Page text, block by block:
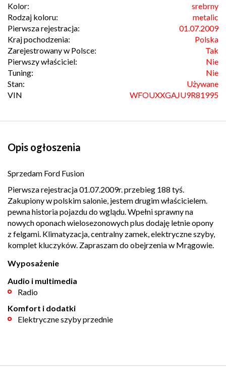
Kolor:
srebrny
Rodzaj koloru:
metalic
Pierwsza rejestracja:
01.07.2009
Kraj pochodzenia:
Polska
Zarejestrowany w Polsce:
Tak
Pierwszy właściciel:
Nie
Tuning:
Nie
Stan:
Używane
VIN
WFOUXXGAJU9R81995
Opis ogłoszenia
Sprzedam Ford Fusion
Pierwsza rejestracja 01.07.2009r. przebieg 188 tyś.
Zakupiony w polskim salonie, jestem drugim właścicielem.
pewna historia pojazdu do wglądu. Wpełni sprawny na
nowych oponach wielosezonowych plus dodaję letnie opony
z felgami. Klimatyzacja, centralny zamek, elektryczne szyby,
komplet kluczyków. Zapraszam do obejrzenia w Mrągowie.
Wyposażenie
Audio i multimedia
Radio
Komfort i dodatki
Elektryczne szyby przednie